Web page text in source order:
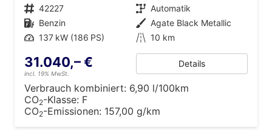
Fahrzeugnr. 42227 Getriebe Automatik
Kraftstoff Benzin Außenfarbe Agate Black Metallic
Leistung 137 kW (186 PS) Kilometerstand 10 km
31.040,– €
incl. 19% MwSt.
Details
Verbrauch kombiniert: 6,90 l/100km
CO2-Klasse: F
CO2-Emissionen: 157,00 g/km